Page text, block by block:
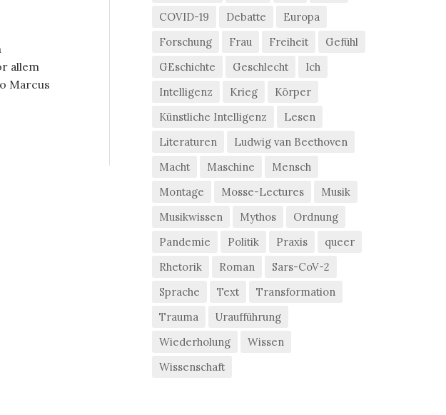
allem
Marcus
COVID-19
Debatte
Europa
Forschung
Frau Freiheit
Gefühl
GEschichte
Geschlecht
Ich
Intelligenz
Krieg
Körper
Künstliche Intelligenz
Lesen
Literaturen
Ludwig van Beethoven
Macht
Maschine
Mensch
Montage
Mosse-Lectures
Musik
Musikwissen
Mythos
Ordnung
Pandemie
Politik Praxis
queer
Rhetorik
Roman
Sars-CoV-2
Sprache
Text
Transformation
Trauma
Uraufführung
Wiederholung
Wissen
Wissenschaft